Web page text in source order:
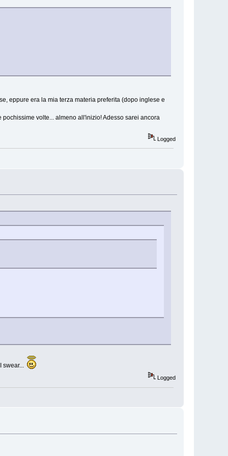
eppure era la mia terza materia preferita (dopo inglese e
volte... almeno all'inizio! Adesso sarei ancora
Logged
swear...
Logged